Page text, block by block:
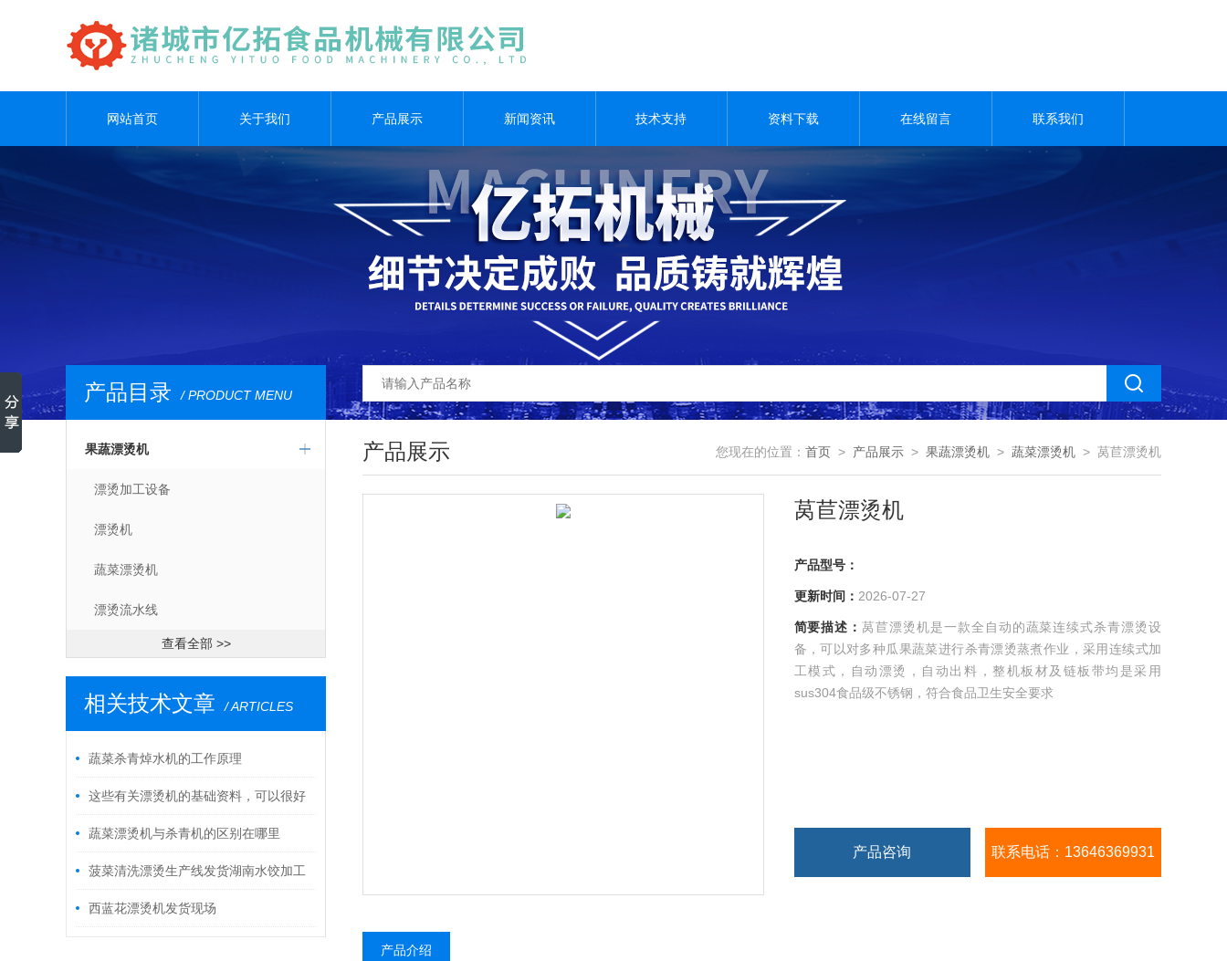
网站首页 关于我们 产品展示 新闻资讯 技术支持 资料下载 在线留言 联系我们
产品目录 / PRODUCT MENU
果蔬漂烫机
漂烫加工设备
漂烫机
蔬菜漂烫机
漂烫流水线
查看全部 >>
相关技术文章 / ARTICLES
蔬菜杀青焯水机的工作原理
这些有关漂烫机的基础资料，可以很好
的帮您了解它
蔬菜漂烫机与杀青机的区别在哪里
菠菜清洗漂烫生产线发货湖南水饺加工
王总西蓝花漂烫机发货现场
产品展示 您现在的位置： 首页 > 产品展示 > 果蔬漂烫机 > 蔬菜漂烫机 > 莴苣漂烫机
莴苣漂烫机
产品型号：
更新时间： 2026-07-27
简要描述：莴苣漂烫机是一款全自动的蔬菜连续式杀青漂烫设
备，可以对多种瓜果蔬菜进行杀青漂烫蒸煮作业，采用连续式加
工模式，自动漂烫，自动出料，整机板材及链板带均是采用
sus304食品级不锈钢，符合食品卫生安全要求
产品咨询 联系电话：13646369931
产品介绍